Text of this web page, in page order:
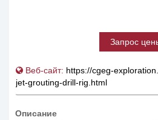
Запрос
Веб-сайт: https://cgeg-
jet-grouting-drill-rig.html
Описание